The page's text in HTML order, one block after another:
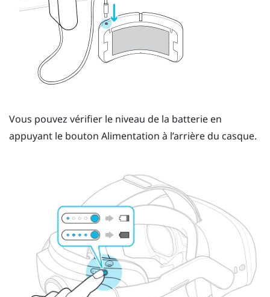
Vous pouvez vérifier le niveau de la batterie en
appuyant le bouton Alimentation à l’arrière du casque.